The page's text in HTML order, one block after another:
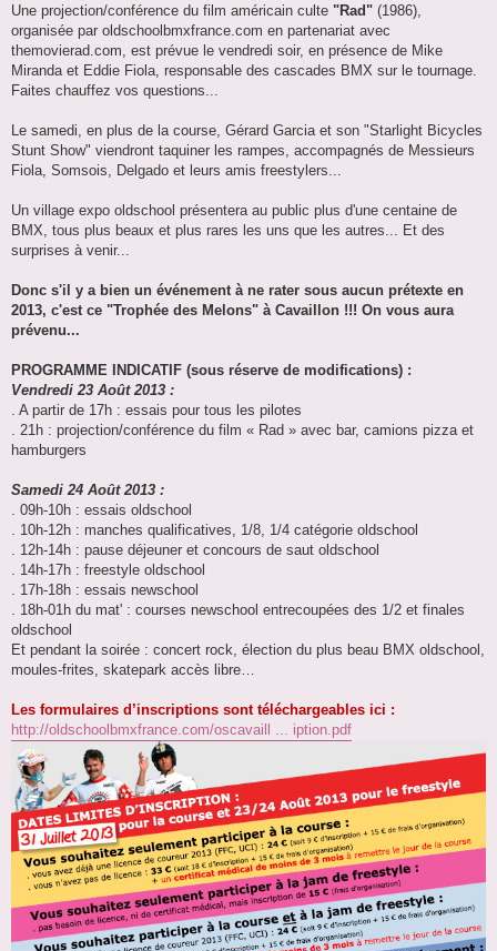
Une projection/conférence du film américain culte "Rad" (1986),
organisée par oldschoolbmxfrance.com en partenariat avec
themovierad.com, est prévue le vendredi soir, en présence de Mike
Miranda et Eddie Fiola, responsable des cascades BMX sur le tournage.
Faites chauffez vos questions...
Le samedi, en plus de la course, Gérard Garcia et son "Starlight Bicycles
Stunt Show" viendront taquiner les rampes, accompagnés de Messieurs
Fiola, Somsois, Delgado et leurs amis freestylers...
Un village expo oldschool présentera au public plus d'une centaine de
BMX, tous plus beaux et plus rares les uns que les autres... Et des
surprises à venir...
Donc s'il y a bien un événement à ne rater sous aucun prétexte en
2013, c'est ce "Trophée des Melons" à Cavaillon !!! On vous aura
prévenu...
PROGRAMME INDICATIF (sous réserve de modifications) :
Vendredi 23 Août 2013 :
. A partir de 17h : essais pour tous les pilotes
. 21h : projection/conférence du film « Rad » avec bar, camions pizza et
hamburgers
Samedi 24 Août 2013 :
. 09h-10h : essais oldschool
. 10h-12h : manches qualificatives, 1/8, 1/4 catégorie oldschool
. 12h-14h : pause déjeuner et concours de saut oldschool
. 14h-17h : freestyle oldschool
. 17h-18h : essais newschool
. 18h-01h du mat' : courses newschool entrecoupées des 1/2 et finales
oldschool
Et pendant la soirée : concert rock, élection du plus beau BMX oldschool,
moules-frites, skatepark accès libre…
Les formulaires d’inscriptions sont téléchargeables ici :
http://oldschoolbmxfrance.com/oscavaill ... iption.pdf